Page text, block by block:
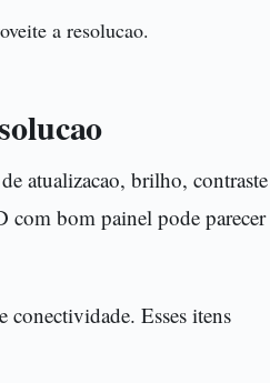
a resolucao.
atualizacao, brilho, contraste
com bom painel pode parecer
conectividade. Esses itens